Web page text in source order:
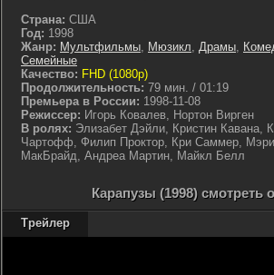
Страна: США
Год: 1998
Жанр: Мультфильмы, Мюзикл, Драмы,
Семейные
Качество: FHD (1080p)
Продолжительность: 79 мин. / 01:19
Премьера в России: 1998-11-08
Режиссер: Игорь Ковалев, Нортон Вирген
В ролях: Элизабет Дэйли, Кристин Кавана,
Чартофф, Филип Проктор, Кри Саммер, Мэри
МакБрайд, Андреа Мартин, Майкл Белл
Карапузы (1998) смотреть
Трейлер